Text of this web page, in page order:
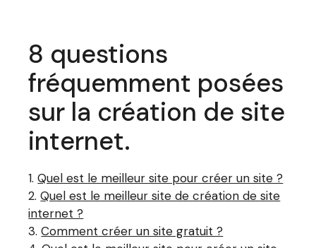
8 questions
fréquemment posées
sur la création de site
internet.
Quel est le meilleur site pour créer un site ?
Quel est le meilleur site de création de site
internet ?
Comment créer un site gratuit ?